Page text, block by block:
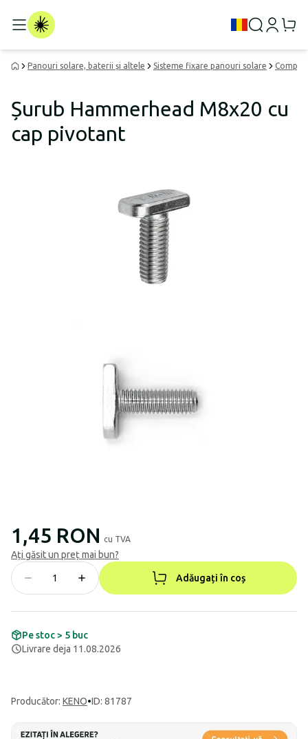
Panouri solare, baterii și altele Sisteme fixare panouri solare
Șurub Hammerhead M8x20 cu
cap pivotant
1,45 RON cu TVA
Ați găsit un preț mai bun?
Adăugați în coș
Pe stoc > 5 buc
Livrare deja 11.08.2026
Producător: KENO•ID: 81787